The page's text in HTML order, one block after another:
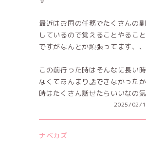
最近はお国の任務でたくさんの
しているので覚えることやるこ
ですがなんとか頑張ってます、、
この前行った時はそんなに長い
なくてあんまり話できなかった
時はたくさん話せたらいいなの気
2025/02/
ナベカズ